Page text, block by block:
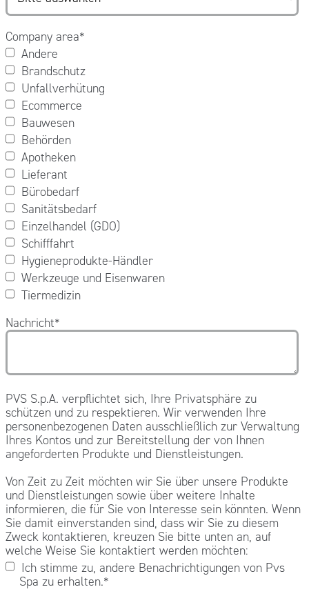
Company area*
Andere
Brandschutz
Unfallverhütung
Ecommerce
Bauwesen
Behörden
Apotheken
Lieferant
Bürobedarf
Sanitätsbedarf
Einzelhandel (GDO)
Schifffahrt
Hygieneprodukte-Händler
Werkzeuge und Eisenwaren
Tiermedizin
Nachricht*
PVS S.p.A. verpflichtet sich, Ihre Privatsphäre zu
schützen und zu respektieren. Wir verwenden Ihre
personenbezogenen Daten ausschließlich zur Verwaltung
Ihres Kontos und zur Bereitstellung der von Ihnen
angeforderten Produkte und Dienstleistungen.
Von Zeit zu Zeit möchten wir Sie über unsere Produkte
und Dienstleistungen sowie über weitere Inhalte
informieren, die für Sie von Interesse sein könnten. Wenn
Sie damit einverstanden sind, dass wir Sie zu diesem
Zweck kontaktieren, kreuzen Sie bitte unten an, auf
welche Weise Sie kontaktiert werden möchten:
Ich stimme zu, andere Benachrichtigungen von Pvs
Spa zu erhalten.*